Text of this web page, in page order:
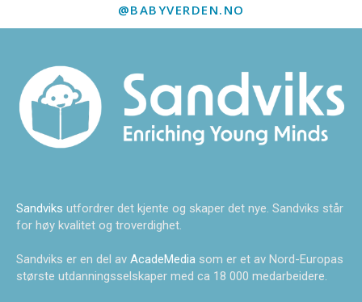
@BABYVERDEN.NO
Sandviks utfordrer det kjente og skaper det nye. Sandviks står
for høy kvalitet og troverdighet.
Sandviks er en del av AcadeMedia som er et av Nord-Europas
største utdanningsselskaper med ca 18 000 medarbeidere.